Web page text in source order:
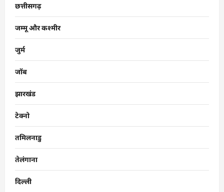
छत्तीसगढ़
जम्मू और कश्मीर
जुर्म
जॉब
झारखंड
टेक्नो
तमिलनाडु
तेलंगाना
दिल्ली